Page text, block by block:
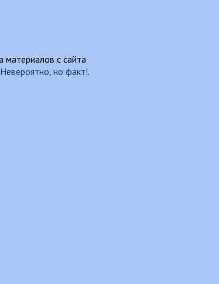
с сайта
Невероятно, но факт!.